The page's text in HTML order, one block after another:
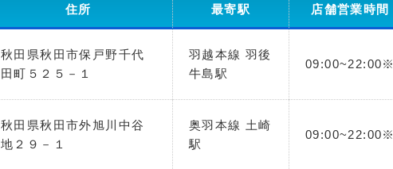
住所 最寄駅 店舗営業時間
秋田県秋田市保戸野千代
田町５２５－１
羽越本線 羽後
牛島駅
09:00~22:00※
秋田県秋田市外旭川中谷
地２９－１
奥羽本線 土崎
駅
09:00~22:00※